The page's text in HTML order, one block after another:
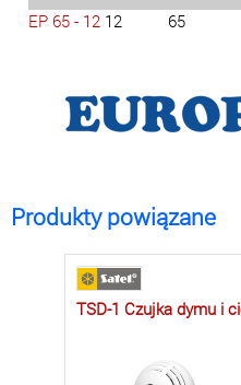
EP 65 - 12 12 65
Produkty powiązane
TSD-1 Czujka dymu i